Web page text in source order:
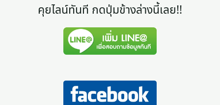
คุยไลน์ทันที กดปุ่มข้างล่างนี้เลย!!